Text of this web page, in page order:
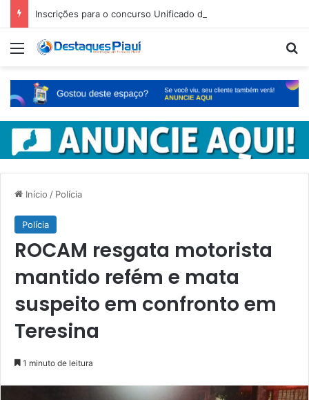
Menu
Início / Polícia
Polícia
ROCAM resgata motorista
mantido refém e mata
suspeito em confronto em
Teresina
1 minuto de leitura